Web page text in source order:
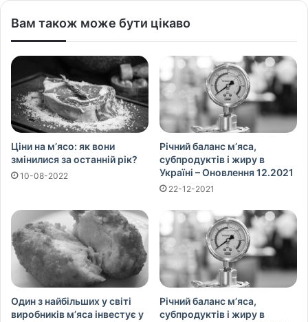
Вам також може бути цікаво
Ціни на м’ясо: як вони
змінилися за останній рік?
10-08-2022
Річний баланс м’яса,
субпродуктів і жиру в
Україні – Оновлення 12.2021
22-12-2021
Один з найбільших у світі
виробників м’яса інвестує у
Річний баланс м’яса,
субпродуктів і жиру в